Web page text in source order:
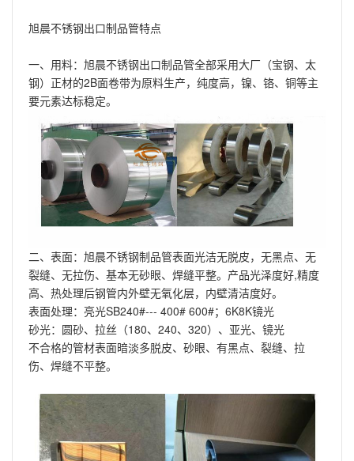
旭晨不锈钢出口制品管特点
一、用料：旭晨不锈钢出口制品管全部采用大厂（宝钢、太
钢）正材的2B面卷带为原料生产，纯度高，镍、铬、铜等主
要元素达标稳定。
二、表面：旭晨不锈钢制品管表面光洁无脱皮，无黑点、无
裂缝、无拉伤、基本无砂眼、焊缝平整。产品光泽度好,精度
高、热处理后钢管内外壁无氧化层，内壁清洁度好。
表面处理：亮光SB240#--- 400# 600#；6K8K镜光
砂光：圆砂、拉丝（180、240、320）、亚光、镜光
不合格的管材表面暗淡多脱皮、砂眼、有黑点、裂缝、拉
伤、焊缝不平整。